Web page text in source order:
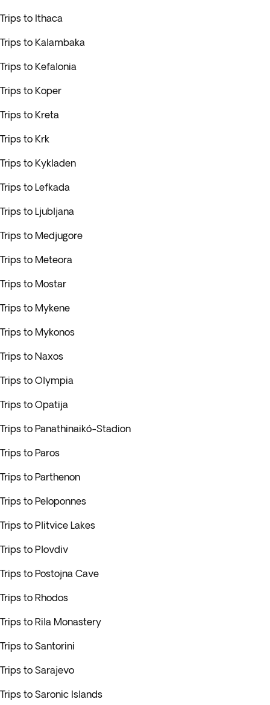
Trips to Ithaca
Trips to Kalambaka
Trips to Kefalonia
Trips to Koper
Trips to Kreta
Trips to Krk
Trips to Kykladen
Trips to Lefkada
Trips to Ljubljana
Trips to Medjugore
Trips to Meteora
Trips to Mostar
Trips to Mykene
Trips to Mykonos
Trips to Naxos
Trips to Olympia
Trips to Opatija
Trips to Panathinaikó-Stadion
Trips to Paros
Trips to Parthenon
Trips to Peloponnes
Trips to Plitvice Lakes
Trips to Plovdiv
Trips to Postojna Cave
Trips to Rhodos
Trips to Rila Monastery
Trips to Santorini
Trips to Sarajevo
Trips to Saronic Islands